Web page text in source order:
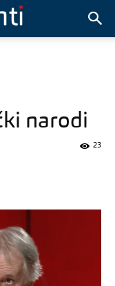
narodi
23